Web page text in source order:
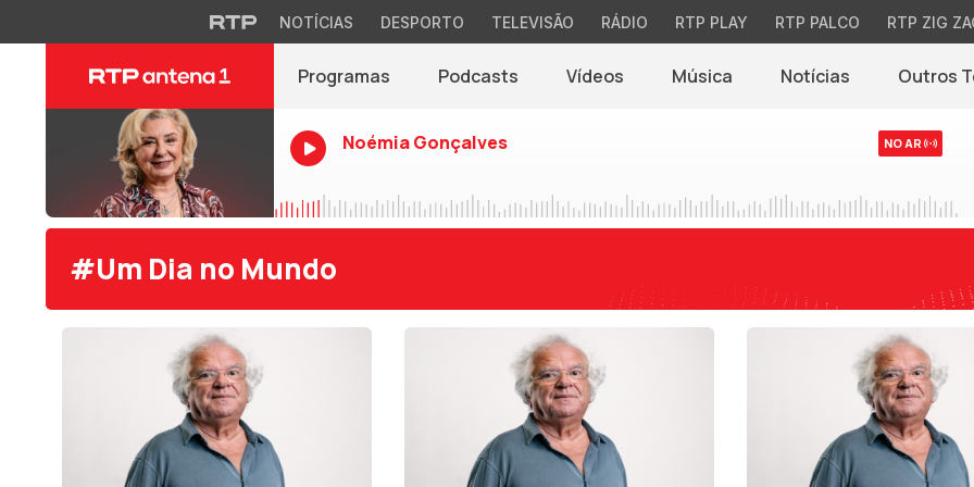
NOTÍCIAS DESPORTO TELEVISÃO RÁDIO RTP PLAY RTP PALCO RTP ZIG
Programas Podcasts Vídeos Música Notícias(abre em nova
Outros
Noémia Gonçalves NO AR
#Um Dia no Mundo